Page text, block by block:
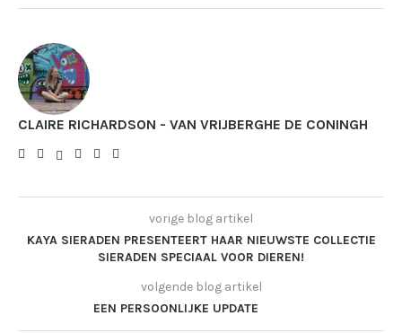
CLAIRE RICHARDSON - VAN VRIJBERGHE DE CONINGH
vorige blog artikel
KAYA SIERADEN PRESENTEERT HAAR NIEUWSTE COLLECTIE
SIERADEN SPECIAAL VOOR DIEREN!
volgende blog artikel
EEN PERSOONLIJKE UPDATE